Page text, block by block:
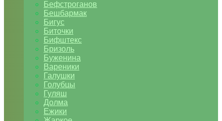
Бефстроганов
Бешбармак
Бигус
Биточки
Бифштекс
Бризоль
Буженина
Вареники
Галушки
Голубцы
Гуляш
Долма
Ежики